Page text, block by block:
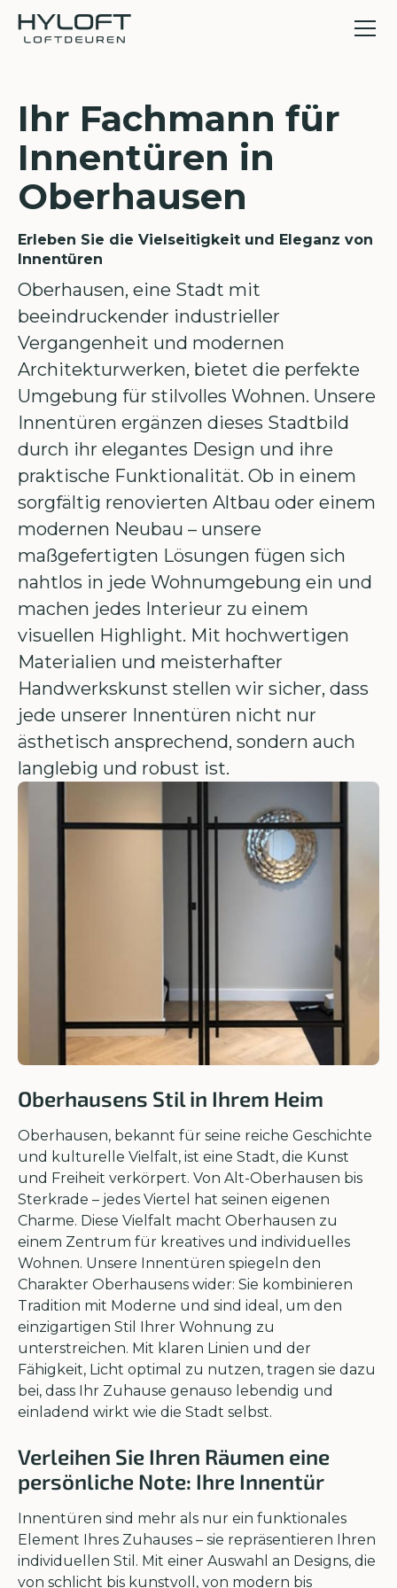
Ihr Fachmann für
Innentüren in
Oberhausen
Erleben Sie die Vielseitigkeit und Eleganz von
Innentüren
Oberhausen, eine Stadt mit
beeindruckender industrieller
Vergangenheit und modernen
Architekturwerken, bietet die perfekte
Umgebung für stilvolles Wohnen. Unsere
Innentüren ergänzen dieses Stadtbild
durch ihr elegantes Design und ihre
praktische Funktionalität. Ob in einem
sorgfältig renovierten Altbau oder einem
modernen Neubau – unsere
maßgefertigten Lösungen fügen sich
nahtlos in jede Wohnumgebung ein und
machen jedes Interieur zu einem
visuellen Highlight. Mit hochwertigen
Materialien und meisterhafter
Handwerkskunst stellen wir sicher, dass
jede unserer Innentüren nicht nur
ästhetisch ansprechend, sondern auch
langlebig und robust ist.
Oberhausens Stil in Ihrem Heim
Oberhausen, bekannt für seine reiche Geschichte
und kulturelle Vielfalt, ist eine Stadt, die Kunst
und Freiheit verkörpert. Von Alt-Oberhausen bis
Sterkrade – jedes Viertel hat seinen eigenen
Charme. Diese Vielfalt macht Oberhausen zu
einem Zentrum für kreatives und individuelles
Wohnen. Unsere Innentüren spiegeln den
Charakter Oberhausens wider: Sie kombinieren
Tradition mit Moderne und sind ideal, um den
einzigartigen Stil Ihrer Wohnung zu
unterstreichen. Mit klaren Linien und der
Fähigkeit, Licht optimal zu nutzen, tragen sie dazu
bei, dass Ihr Zuhause genauso lebendig und
einladend wirkt wie die Stadt selbst.
Verleihen Sie Ihren Räumen eine
persönliche Note: Ihre Innentür
Innentüren sind mehr als nur ein funktionales
Element Ihres Zuhauses – sie repräsentieren Ihren
individuellen Stil. Mit einer Auswahl an Designs, die
von schlicht bis kunstvoll, von modern bis